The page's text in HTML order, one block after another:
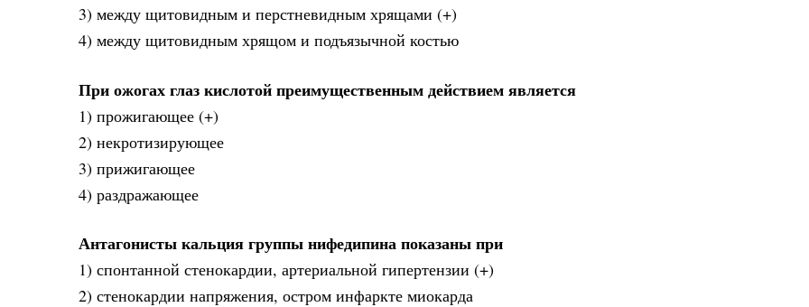
3) между щитовидным и перстневидным хрящами (+)
4) между щитовидным хрящом и подъязычной костью
При ожогах глаз кислотой преимущественным действием является
1) прожигающее (+)
2) некротизирующее
3) прижигающее
4) раздражающее
Антагонисты кальция группы нифедипина показаны при
1) спонтанной стенокардии, артериальной гипертензии (+)
2) стенокардии напряжения, остром инфаркте миокарда